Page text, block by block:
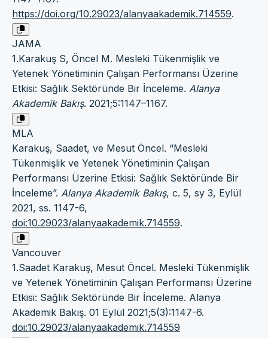
https://doi.org/10.29023/alanyaakademik.714559.
JAMA
1.Karakuş S, Öncel M. Mesleki Tükenmişlik ve
Yetenek Yönetiminin Çalışan Performansı Üzerine
Etkisi: Sağlık Sektöründe Bir İnceleme. Alanya
Akademik Bakış. 2021;5:1147–1167.
MLA
Karakuş, Saadet, ve Mesut Öncel. “Mesleki
Tükenmişlik ve Yetenek Yönetiminin Çalışan
Performansı Üzerine Etkisi: Sağlık Sektöründe Bir
İnceleme”. Alanya Akademik Bakış, c. 5, sy 3, Eylül
2021, ss. 1147-6,
doi:10.29023/alanyaakademik.714559.
Vancouver
1.Saadet Karakuş, Mesut Öncel. Mesleki Tükenmişlik
ve Yetenek Yönetiminin Çalışan Performansı Üzerine
Etkisi: Sağlık Sektöründe Bir İnceleme. Alanya
Akademik Bakış. 01 Eylül 2021;5(3):1147-6.
doi:10.29023/alanyaakademik.714559